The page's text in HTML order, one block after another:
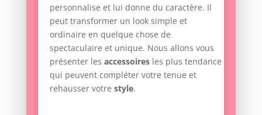
personnalise et lui donne du caractère. Il
peut transformer un look simple et
ordinaire en quelque chose de
spectaculaire et unique. Nous allons vous
présenter les accessoiresles plus tendance
qui peuvent compléter votre tenue et
rehausser votre style.